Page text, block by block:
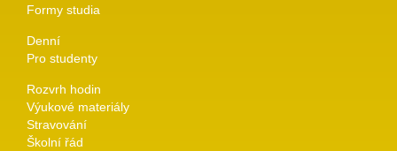
Formy studia
Denní
Pro studenty
Rozvrh hodin
Výukové materiály
Stravování
Školní řád